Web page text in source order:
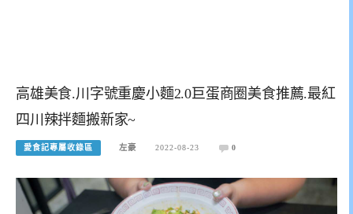
高雄美食.川字號重慶小麵2.0巨蛋商圈美食推薦.最紅
四川辣拌麵搬新家~
愛食記專屬收錄區 左豪 2022-08-23 0